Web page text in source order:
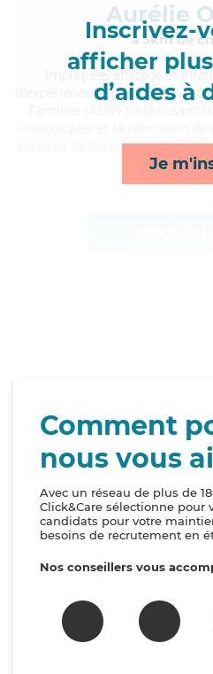
Inscrivez-
afficher
d’aides à
Je
Aurélie
à 5km de
, efficace et
d'expérience et possède un
services de surveillance de
et
Comment
nous vous
Avec un réseau de plus de
Click&Care sélectionne pour
candidats pour votre
besoins de recrutement en
Nos conseillers vous